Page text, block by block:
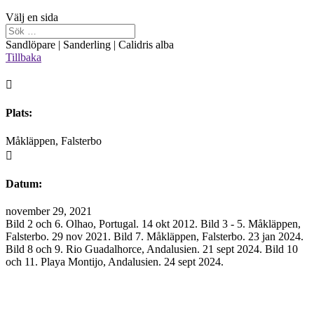
Välj en sida
Sandlöpare | Sanderling | Calidris alba
Tillbaka

Plats:
Måkläppen, Falsterbo

Datum:
november 29, 2021
Bild 2 och 6. Olhao, Portugal. 14 okt 2012. Bild 3 - 5. Måkläppen,
Falsterbo. 29 nov 2021. Bild 7. Måkläppen, Falsterbo. 23 jan 2024.
Bild 8 och 9. Rio Guadalhorce, Andalusien. 21 sept 2024. Bild 10
och 11. Playa Montijo, Andalusien. 24 sept 2024.